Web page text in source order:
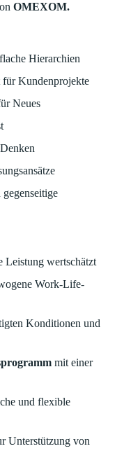
OMEXOM.
Hierarchien
für Kundenprojekte
Neues
Leistung wertschätzt
Work-Life-
Konditionen und
mit einer
und flexible
Unterstützung von